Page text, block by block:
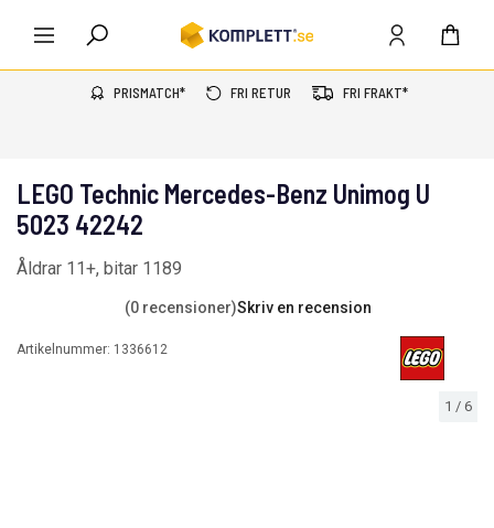
PRISMATCH* FRI RETUR FRI FRAKT*
1 / 6
LEGO Technic Mercedes-Benz Unimog U
5023 42242
Åldrar 11+, bitar 1189
(0 recensioner)Skriv en recension
Artikelnummer: 1336612